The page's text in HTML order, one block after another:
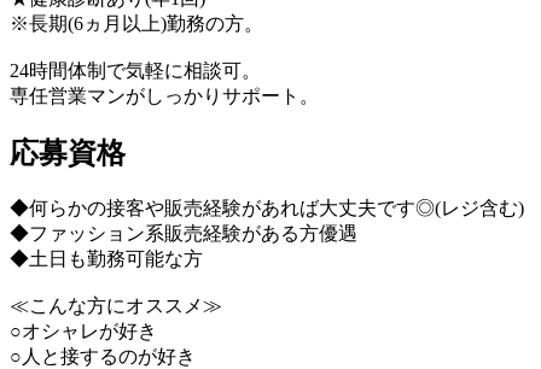
※長期(6ヵ月以上)勤務の方。
24時間体制で気軽に相談可。
専任営業マンがしっかりサポート。
応募資格
◆何らかの接客や販売経験があれば大丈夫です◎(レジ含む)
◆ファッション系販売経験がある方優遇
◆土日も勤務可能な方
≪こんな方にオススメ≫
○オシャレが好き
○人と接するのが好き